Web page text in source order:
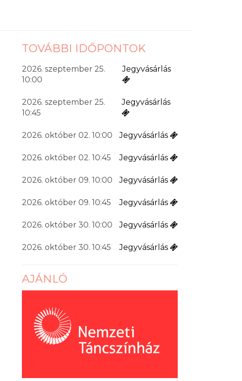
TOVÁBBI IDŐPONTOK
2026. szeptember 25.
10:00
Jegyvásárlás
2026. szeptember 25.
10:45
Jegyvásárlás
2026. október 02. 10:00 Jegyvásárlás
2026. október 02. 10:45 Jegyvásárlás
2026. október 09. 10:00 Jegyvásárlás
2026. október 09. 10:45 Jegyvásárlás
2026. október 30. 10:00 Jegyvásárlás
2026. október 30. 10:45 Jegyvásárlás
AJÁNLÓ